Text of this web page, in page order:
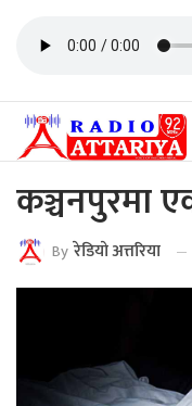
कञ्चनपुरमा
By रेडियाे अत्तरिया